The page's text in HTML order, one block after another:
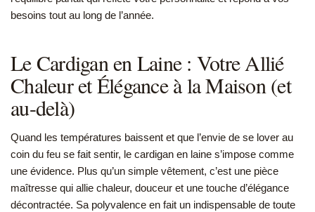
besoins tout au long de l’année.
Le Cardigan en Laine : Votre Allié
Chaleur et Élégance à la Maison (et
au-delà)
Quand les températures baissent et que l’envie de se lover au
coin du feu se fait sentir, le cardigan en laine s’impose comme
une évidence. Plus qu’un simple vêtement, c’est une pièce
maîtresse qui allie chaleur, douceur et une touche d’élégance
décontractée. Sa polyvalence en fait un indispensable de toute